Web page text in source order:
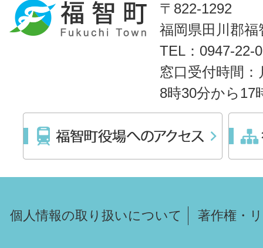
〒822-1292
福岡県田川郡福
TEL：0947-22-
窓口受付時間
8時30分から17
個人情報の取り扱いについて 著作権・